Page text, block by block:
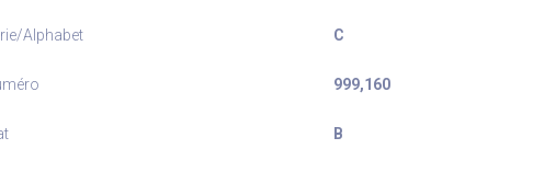
Alphabet C
999,160
B